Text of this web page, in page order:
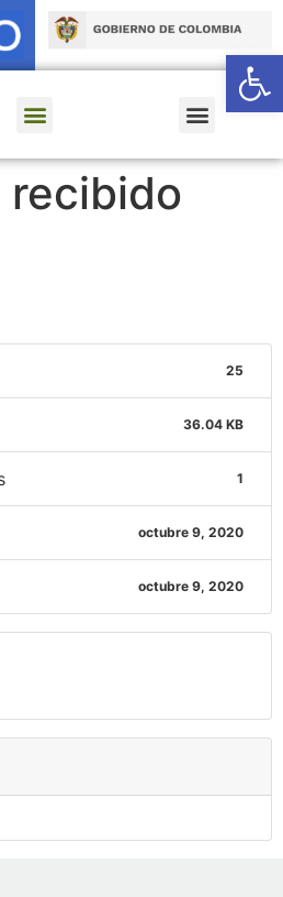
recibido
25
36.04 KB
1
octubre 9, 2020
octubre 9, 2020